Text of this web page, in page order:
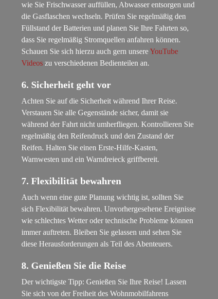
wie Sie Frischwasser auffüllen, Abwasser entsorgen und
die Gasflaschen wechseln. Prüfen Sie regelmäßig den
Füllstand der Batterien und planen Sie Ihre Fahrten so,
dass Sie regelmäßig Stromquellen anfahren können.
Schauen Sie sich hierzu auch gern unsereYouTube
Videos zu verschiedenen Bedienteilen an.
6. Sicherheit geht vor
Achten Sie auf die Sicherheit während Ihrer Reise.
Verstauen Sie alle Gegenstände sicher, damit sie
während der Fahrt nicht umherfliegen. Kontrollieren Sie
regelmäßig den Reifendruck und den Zustand der
Reifen. Halten Sie einen Erste-Hilfe-Kasten,
Warnwesten und ein Warndreieck griffbereit.
7. Flexibilität bewahren
Auch wenn eine gute Planung wichtig ist, sollten Sie
sich Flexibilität bewahren. Unvorhergesehene Ereignisse
wie schlechtes Wetter oder technische Probleme können
immer auftreten. Bleiben Sie gelassen und sehen Sie
diese Herausforderungen als Teil des Abenteuers.
8. Genießen Sie die Reise
Der wichtigste Tipp: Genießen Sie Ihre Reise! Lassen
Sie sich von der Freiheit des Wohnmobilfahrens